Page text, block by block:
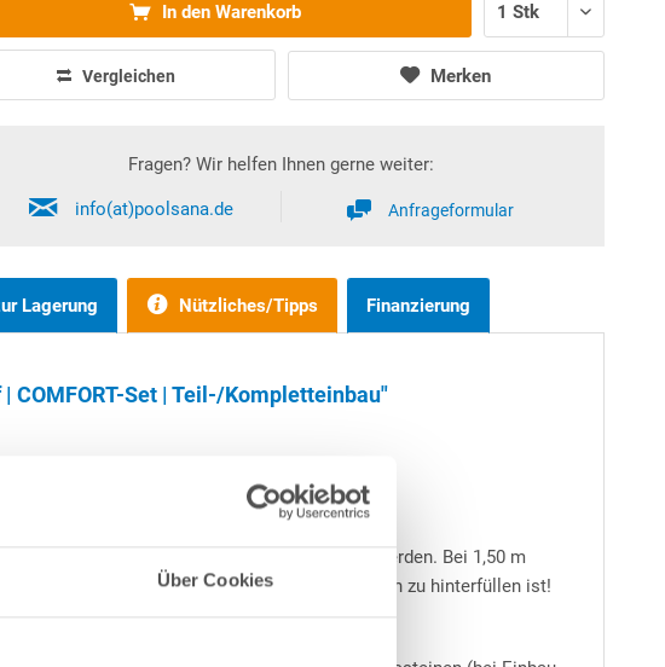
Über Cookies
In den Warenkorb
Vergleichen Merken
Fragen? Wir helfen Ihnen gerne weiter:
info(at)poolsana.de Anfrageformular
Finanzierung
Lagerung Nützliches/Tipps
COMFORT-Set | Teil-/Kompletteinbau"
oder teilweise bzw. ganz eingebaut werden. Bei 1,50 m
des Schwimmbeckens stets mit Magerbeton zu hinterfüllen ist!
- immer zu empfehlen.